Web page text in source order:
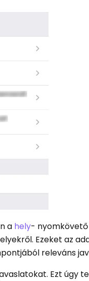
a hely-
Ezeket az
releváns
Ezt úgy